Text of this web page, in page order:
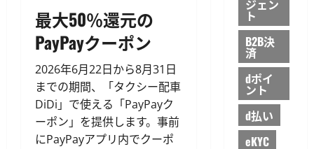
最大50％還元の
PayPayクーポン
2026年6月22日から8月31日
までの期間、「タクシー配車
DiDi」で使える「PayPayク
ーポン」を提供します。事前
にPayPayアプリ内でクーポ
ジェン
ト
B2B決
済
dポイ
ント
d払い
eKYC